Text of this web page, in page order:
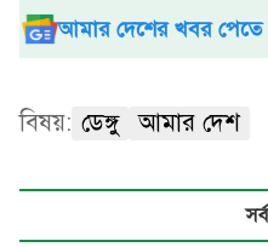
আমার দেশের খবর
বিষয়: ডেঙ্গু আমার দেশ